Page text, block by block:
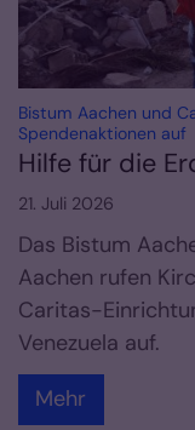
Bistum Aachen und
Spendenaktionen auf
Hilfe für die
21. Juli 2026
Das Bistum
Aachen rufen
Caritas-
Venezuela auf.
Mehr